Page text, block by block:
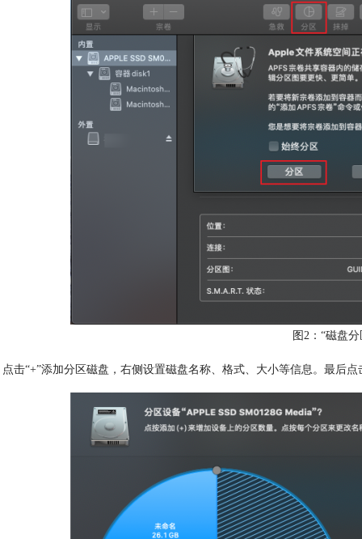
图2：“磁盘
“+”添加分区磁盘，右侧设置磁盘名称、格式、大小等信息。最后点